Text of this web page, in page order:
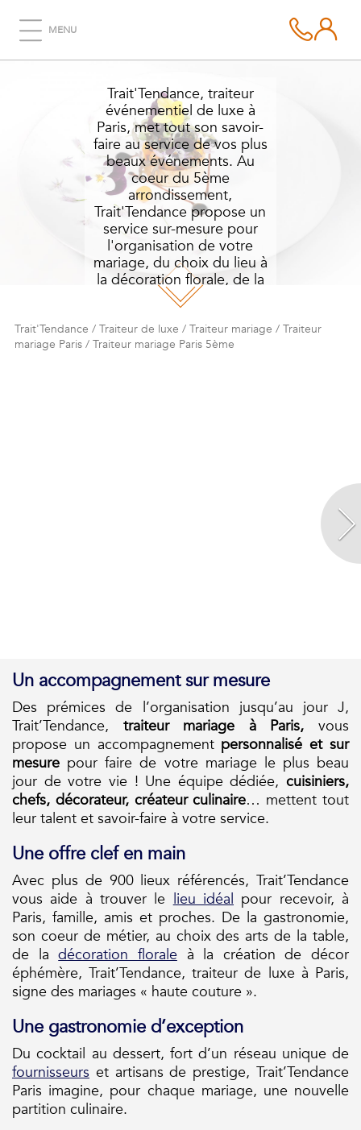
MENUTRAITEUR MARIAGE
Trait'Tendance, traiteur
événementiel de luxe à
Paris, met tout son savoir-
faire au service de vos plus
beaux événements. Au
coeur du 5ème
arrondissement,
Trait'Tendance propose un
service sur-mesure pour
l'organisation de votre
mariage, du choix du lieu à
la décoration florale, de la
création d'un menu
gastronomique au choix
des arts de la table.
Trait'Tendance / Traiteur de luxe / Traiteur mariage / Traiteur
mariage Paris / Traiteur mariage Paris 5ème
Un accompagnement sur mesure
Des prémices de l’organisation jusqu’au jour J,
Trait’Tendance, traiteur mariage à Paris, vous
propose un accompagnement personnalisé et sur
mesure pour faire de votre mariage le plus beau
jour de votre vie ! Une équipe dédiée, cuisiniers,
chefs, décorateur, créateur culinaire… mettent tout
leur talent et savoir-faire à votre service.
Une offre clef en main
Avec plus de 900 lieux référencés, Trait’Tendance
vous aide à trouver lelieu idéal pour recevoir, à
Paris, famille, amis et proches. De la gastronomie,
son coeur de métier, au choix des arts de la table,
de ladécoration floraleà la création de décor
éphémère, Trait’Tendance, traiteur de luxe à Paris,
signe des mariages « haute couture ».
Une gastronomie d’exception
Du cocktail au dessert, fort d’un réseau unique de
fournisseurs et artisans de prestige, Trait’Tendance
Paris imagine, pour chaque mariage, une nouvelle
partition culinaire.